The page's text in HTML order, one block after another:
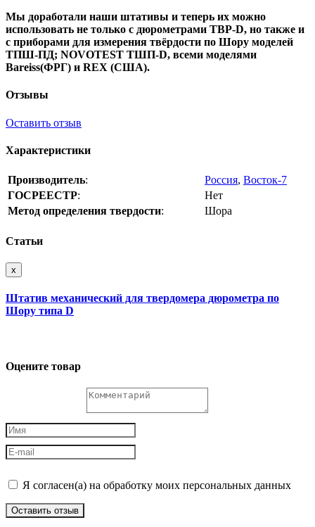
Мы доработали наши штативы и теперь их можно
использовать не только с дюрометрами ТВР-D, но также и
с приборами для измерения твёрдости по Шору моделей
ТПШ-ПД; NOVOTEST ТШП-D, всеми моделями
Bareiss(ФРГ) и REX (США).
Отзывы
Оставить отзыв
Характеристики
Производитель: Россия, Восток-7
ГОСРЕЕСТР:
Нет
Метод определения твердости: Шора
Статьи
x
Штатив механический для твердомера дюрометра по
Шору типа D
Оцените товар
Я согласен(а) на обработку моих персональных данных
Оставить отзыв